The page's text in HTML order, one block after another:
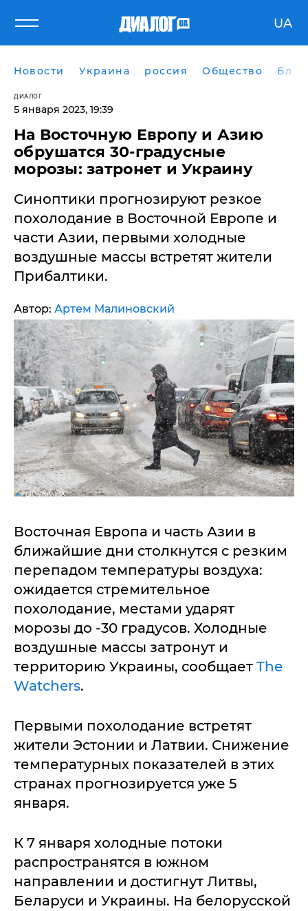
UA
Новости Украина россия Общество
ДИАЛОГ
5 января 2023, 19:39
На Восточную Европу и Азию
обрушатся 30-градусные
морозы: затронет и Украину
Синоптики прогнозируют резкое
похолодание в Восточной Европе и
части Азии, первыми холодные
воздушные массы встретят жители
Прибалтики.
Автор: Артем Малиновский
Восточная Европа и часть Азии в
ближайшие дни столкнутся с резким
перепадом температуры воздуха:
ожидается стремительное
похолодание, местами ударят
морозы до -30 градусов. Холодные
воздушные массы затронут и
территорию Украины, сообщает The
Watchers.
Первыми похолодание встретят
жители Эстонии и Латвии. Снижение
температурных показателей в этих
странах прогнозируется уже 5
января.
К 7 января холодные потоки
распространятся в южном
направлении и достигнут Литвы,
Беларуси и Украины. На белорусской